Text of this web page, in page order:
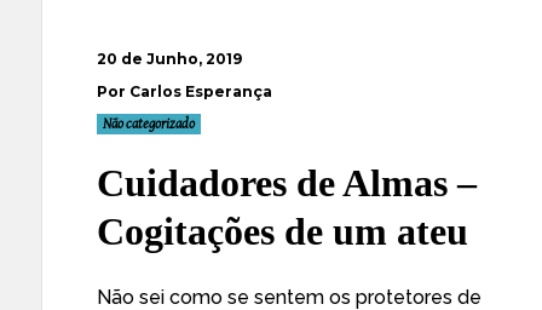
20 de Junho, 2019
Por Carlos Esperança
Não categorizado
Cuidadores de Almas –
Cogitações de um ateu
Não sei como se sentem os protetores de